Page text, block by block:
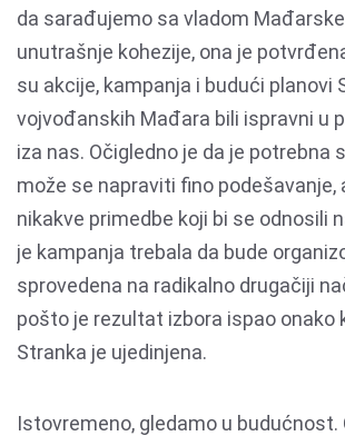
da sarađujemo sa vladom
unutrašnje kohezije, ona je
su akcije, kampanja i budući planovi
vojvođanskih Mađara bili ispravni u
iza nas. Očigledno je da je potrebna
može se napraviti fino podešavanje,
nikakve primedbe koji bi se odnosili
je kampanja trebala da bude
sprovedena na radikalno drugačiji
pošto je rezultat izbora ispao onako
Stranka je ujedinjena.
Istovremeno, gledamo u budućnost.